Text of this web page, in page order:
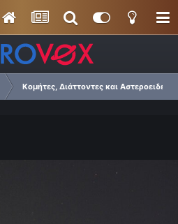
Κομήτες, Διάττοντες και Αστεροειδείς